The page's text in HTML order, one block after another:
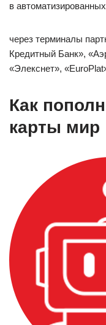
в
через терминалы
Кредитный Банк»,
«Элекснет»,
Как
карты мир